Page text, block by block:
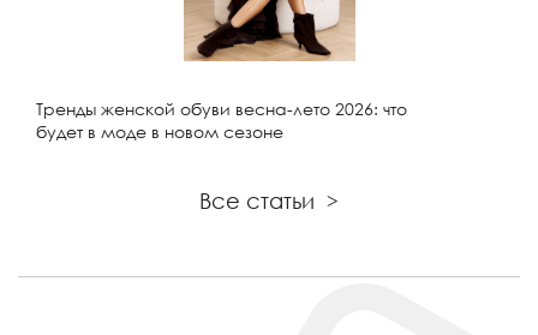
Тренды женской обуви весна-лето 2026: что
будет в моде в новом сезоне
Все статьи >